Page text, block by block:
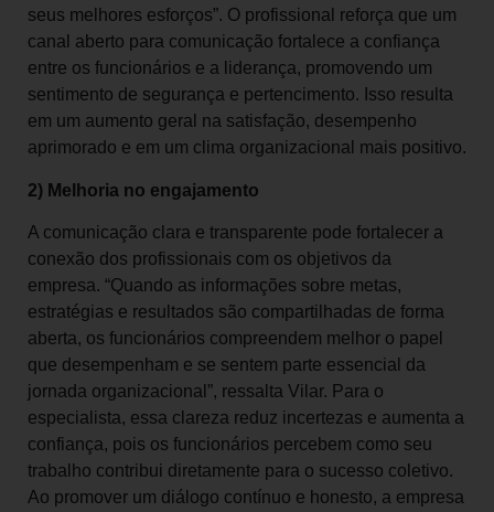
seus melhores esforços”. O profissional reforça que um
canal aberto para comunicação fortalece a confiança
entre os funcionários e a liderança, promovendo um
sentimento de segurança e pertencimento. Isso resulta
em um aumento geral na satisfação, desempenho
aprimorado e em um clima organizacional mais positivo.
2) Melhoria no engajamento
A comunicação clara e transparente pode fortalecer a
conexão dos profissionais com os objetivos da
empresa. “Quando as informações sobre metas,
estratégias e resultados são compartilhadas de forma
aberta, os funcionários compreendem melhor o papel
que desempenham e se sentem parte essencial da
jornada organizacional”, ressalta Vilar. Para o
especialista, essa clareza reduz incertezas e aumenta a
confiança, pois os funcionários percebem como seu
trabalho contribui diretamente para o sucesso coletivo.
Ao promover um diálogo contínuo e honesto, a empresa